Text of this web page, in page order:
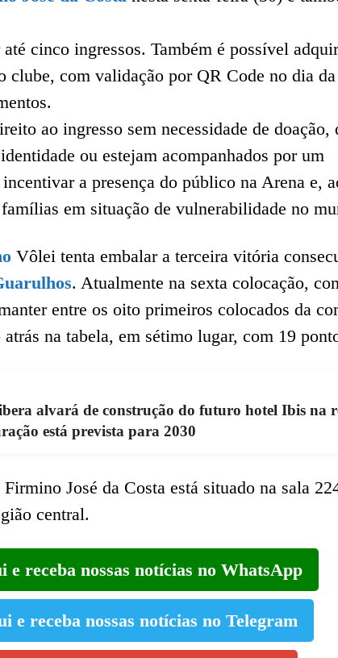
cinco ingressos. Também é possível
clube, com validação por QR Code no dia
ao ingresso sem necessidade de doação,
ou estejam acompanhados por um
a presença do público na Arena e,
em situação de vulnerabilidade no
Vôlei tenta embalar a terceira vitória
. Atualmente na sexta colocação,
entre os oito primeiros colocados da
na tabela, em sétimo lugar, com 19
alvará de construção do futuro hotel Ibis na
está prevista para 2030
José da Costa está situado na sala
central.
e receba nossas notícias no WhatsApp
e receba nossas notícias no Telegram